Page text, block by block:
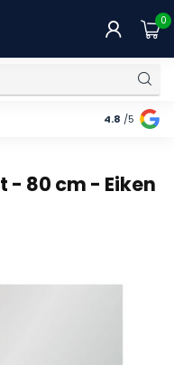
0
Gratis
4.8 /5
- 80 cm - Eiken